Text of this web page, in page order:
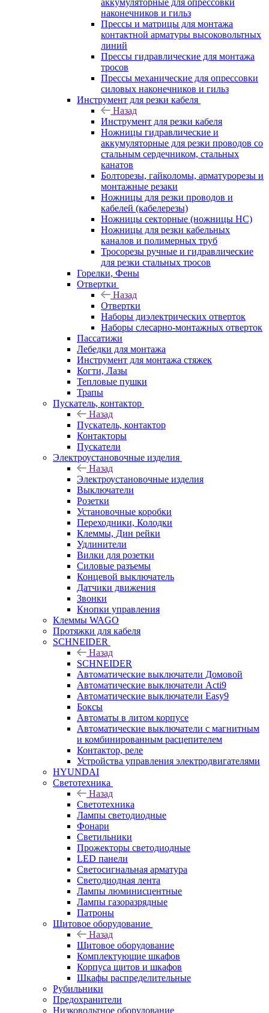
аккумуляторные для опрессовки
наконечников и гильз
Прессы и матрицы для монтажа
контактной арматуры высоковольтных
линий
Прессы гидравлические для монтажа
тросов
Прессы механические для опрессовки
силовых наконечников и гильз
Инструмент для резки кабеля
Назад
Инструмент для резки кабеля
Ножницы гидравлические и
аккумуляторные для резки проводов со
стальным сердечником, стальных
канатов
Болторезы, гайколомы, арматурорезы и
монтажные резаки
Ножницы для резки проводов и
кабелей (кабелерезы)
Ножницы секторные (ножницы НС)
Ножницы для резки кабельных
каналов и полимерных труб
Тросорезы ручные и гидравлические
для резки стальных тросов
Горелки, Фены
Отвертки
Назад
Отвертки
Наборы диэлектрических отверток
Наборы слесарно-монтажных отверток
Пассатижи
Лебедки для монтажа
Инструмент для монтажа стяжек
Когти, Лазы
Тепловые пушки
Трапы
Пускатель, контактор
Назад
Пускатель, контактор
Контакторы
Пускатели
Электроустановочные изделия
Назад
Электроустановочные изделия
Выключатели
Розетки
Установочные коробки
Переходники, Колодки
Клеммы, Дин рейки
Удлинители
Вилки для розетки
Силовые разъемы
Концевой выключатель
Датчики движения
Звонки
Кнопки управления
Клеммы WAGO
Протяжки для кабеля
SCHNEIDER
Назад
SCHNEIDER
Автоматические выключатели Домовой
Автоматические выключатели Acti9
Автоматические выключатели Easy9
Боксы
Автоматы в литом корпусе
Автоматические выключатели с магнитным
и комбинированным расцепителем
Контактор, реле
Устройства управления электродвигателями
HYUNDAI
Светотехника
Назад
Светотехника
Лампы светодиодные
Фонари
Светильники
Прожекторы светодиодные
LED панели
Светосигнальная арматура
Светодиодная лента
Лампы люминисцентные
Лампы газоразрядные
Патроны
Щитовое оборудование
Назад
Щитовое оборудование
Комплектующие шкафов
Корпуса щитов и шкафов
Шкафы распределительные
Рубильники
Предохранители
Низковольтное оборудование